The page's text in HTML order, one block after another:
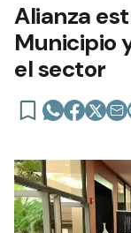
Alianza
Municipio
el sector